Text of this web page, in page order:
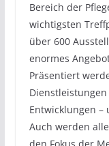
Bereich der
wichtigsten
über 600
enormes
Präsentiert
Entwicklungen –
Auch werden